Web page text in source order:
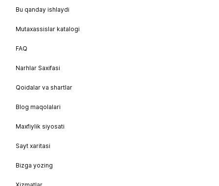
Bu qanday ishlaydi
Mutaxassislar katalogi
FAQ
Narhlar Saxifasi
Qoidalar va shartlar
Blog maqolalari
Maxfiylik siyosati
Sayt xaritasi
Bizga yozing